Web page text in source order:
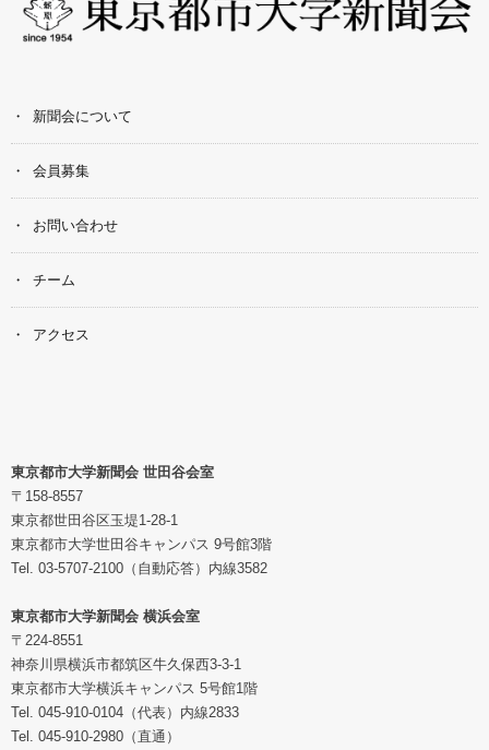
新聞会について
会員募集
お問い合わせ
チーム
アクセス
東京都市大学新聞会 世田谷会室
〒158-8557
東京都世田谷区玉堤1-28-1
東京都市大学世田谷キャンパス 9号館3階
Tel. 03-5707-2100（自動応答）内線3582
東京都市大学新聞会 横浜会室
〒224-8551
神奈川県横浜市都筑区牛久保西3-3-1
東京都市大学横浜キャンパス 5号館1階
Tel. 045-910-0104（代表）内線2833
Tel. 045-910-2980（直通）